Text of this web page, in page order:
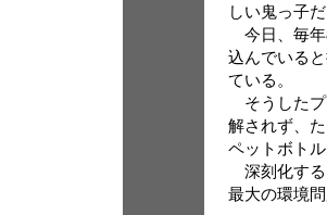
しい鬼っ子
今日、毎年
込んでいる
ている。
そうしたプ
解されず、
ペットボト
深刻化する
最大の環境